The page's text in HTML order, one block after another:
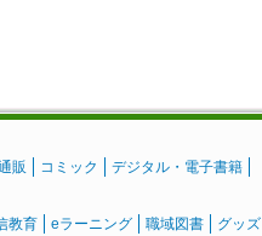
販 コミック デジタル・電子書籍
教育 eラーニング 職域図書 グッズ